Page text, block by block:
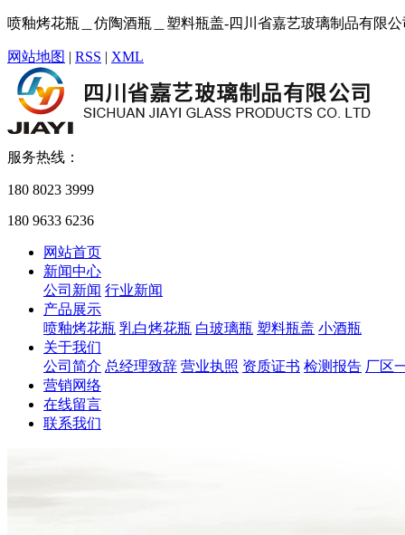
喷釉烤花瓶＿仿陶酒瓶＿塑料瓶盖-四川省嘉艺玻璃制品有限
网站地图 | RSS | XML
服务热线：
180 8023 3999
180 9633 6236
网站首页
新闻中心
公司新闻 行业新闻
产品展示
喷釉烤花瓶 乳白烤花瓶 白玻璃瓶 塑料瓶盖 小酒瓶
关于我们
公司简介 总经理致辞 营业执照 资质证书 检测报告 厂区
营销网络
在线留言
联系我们